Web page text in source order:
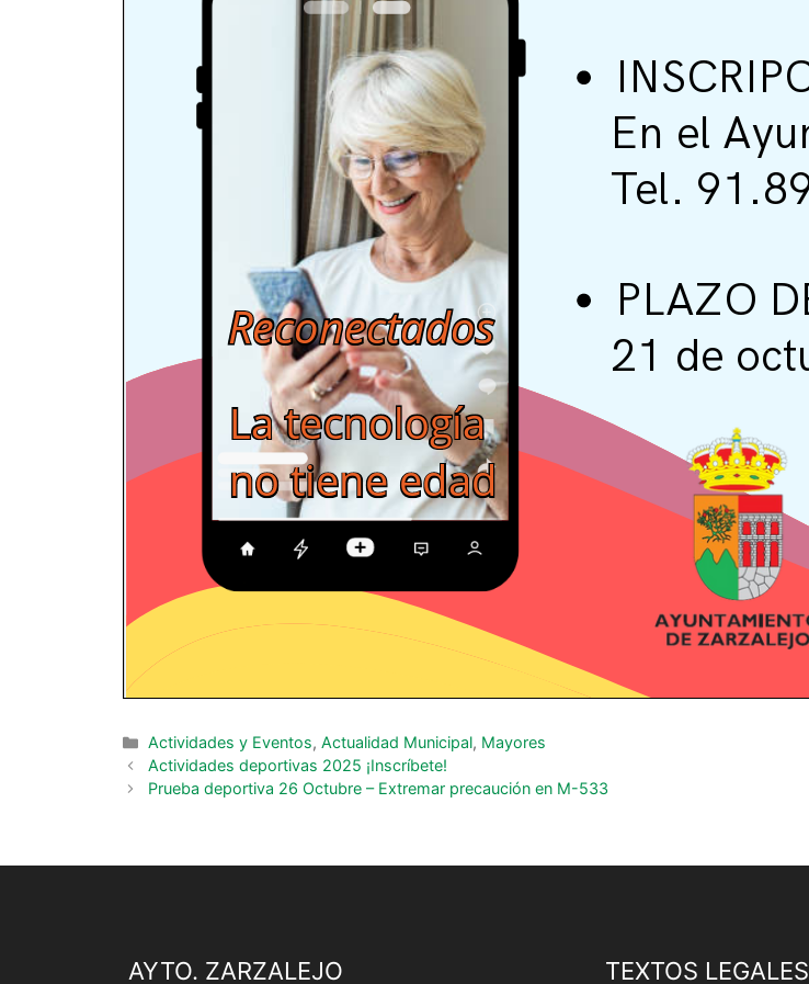
Actividades y Eventos,Actualidad Municipal, Mayores
Actividades deportivas 2025 ¡Inscríbete!
Prueba deportiva 26 Octubre – Extremar precaución en M-533
AYTO. ZARZALEJO TEXTOS LEGALES